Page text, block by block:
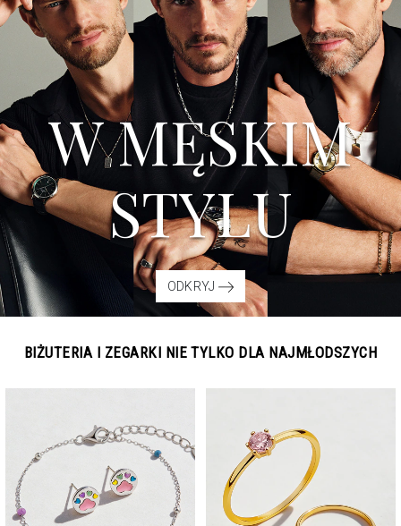
W MĘSKIM
STYLU
ODKRYJ
BIŻUTERIA I ZEGARKI NIE TYLKO DLA NAJMŁODSZYCH